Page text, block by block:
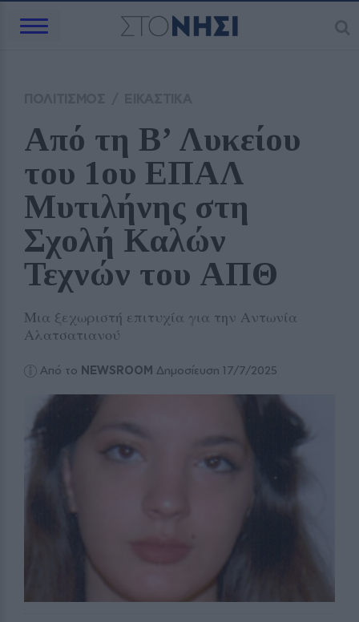
Από τη Β’ Λυκείου
του 1ου ΕΠΑΛ
Μυτιλήνης στη
Σχολή Καλών
Τεχνών του ΑΠΘ
Μια ξεχωριστή επιτυχία για την Αντωνία
Αλατσατιανού
Από το NEWSROOM Δημοσίευση 17/7/2025